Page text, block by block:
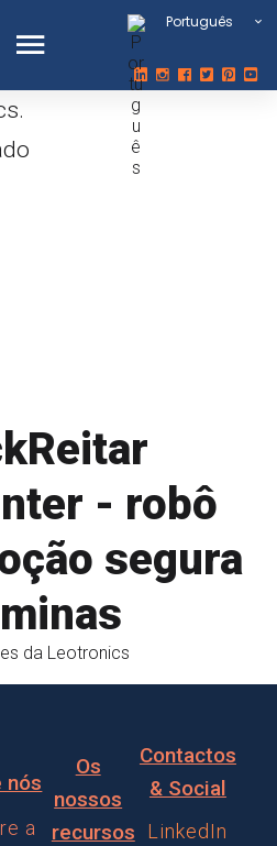
Português
- robô
segura
da Leotronics
nós
a
Os
nossos
recursos
Contactos
& Social
LinkedIn